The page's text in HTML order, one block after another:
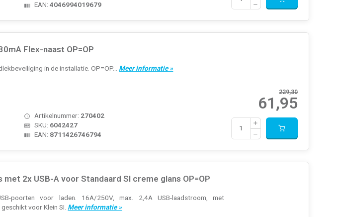
EAN:4046994019679
Flex-naast OP=OP
in de installatie. OP=OP... Meer informatie »
229,30
61,95
Artikelnummer: 270402
SKU: 6042427
EAN: 8711426746794
2x USB-A voor Standaard SI creme glans OP=OP
poorten voor laden. 16A/250V, max. 2,4A USB-laadstroom, met
voor Klein SI. Meer informatie »